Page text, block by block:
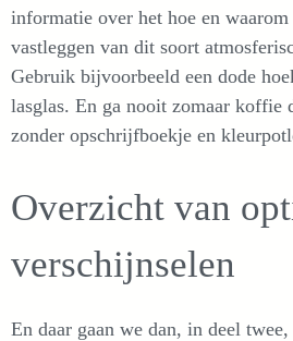
informatie over het hoe en waarom
vastleggen van dit soort
Gebruik bijvoorbeeld een dode
lasglas. En ga nooit zomaar koffie
zonder opschrijfboekje en
Overzicht van
verschijnselen
En daar gaan we dan, in deel twee,